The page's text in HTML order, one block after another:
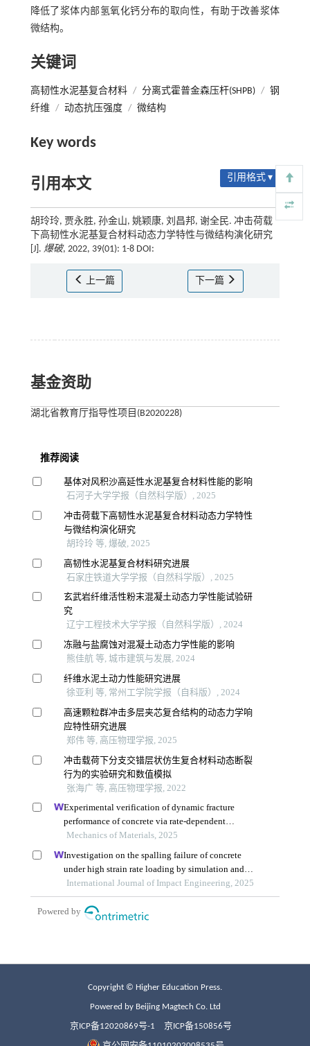
降低了浆体内部氢氧化钙分布的取向性，有助于改善浆体
微结构。
关键词
高韧性水泥基复合材料 / 分离式霍普金森压杆(SHPB) / 钢
纤维 / 动态抗压强度 / 微结构
Key words
引用本文 引用格式 ▾
胡玲玲, 贾永胜, 孙金山, 姚颖康, 刘昌邦, 谢全民. 冲击荷载
下高韧性水泥基复合材料动态力学特性与微结构演化研究
[J]. 爆破, 2022, 39(01): 1-8 DOI:
上一篇 下一篇
基金资助
湖北省教育厅指导性项目(B2020228)
Copyright © Higher Education Press.
Powered by Beijing Magtech Co. Ltd
京ICP备12020869号-1 京ICP备150856号